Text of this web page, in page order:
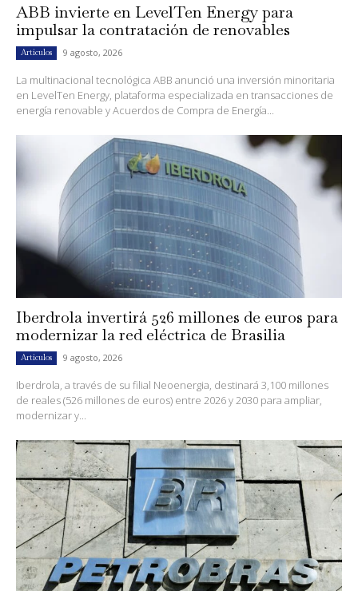
ABB invierte en LevelTen Energy para
impulsar la contratación de renovables
Artículos 9 agosto, 2026
La multinacional tecnológica ABB anunció una inversión minoritaria
en LevelTen Energy, plataforma especializada en transacciones de
energía renovable y Acuerdos de Compra de Energía...
Iberdrola invertirá 526 millones de euros para
modernizar la red eléctrica de Brasilia
Artículos 9 agosto, 2026
Iberdrola, a través de su filial Neoenergia, destinará 3,100 millones
de reales (526 millones de euros) entre 2026 y 2030 para ampliar,
modernizar y...